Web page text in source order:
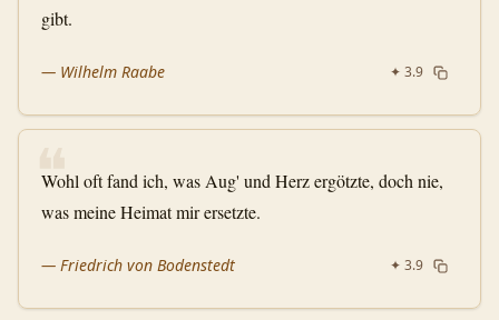
gibt.
— Wilhelm Raabe ✦ 3.9
❝
Wohl oft fand ich, was Aug' und Herz ergötzte, doch nie,
was meine Heimat mir ersetzte.
— Friedrich von Bodenstedt ✦ 3.9